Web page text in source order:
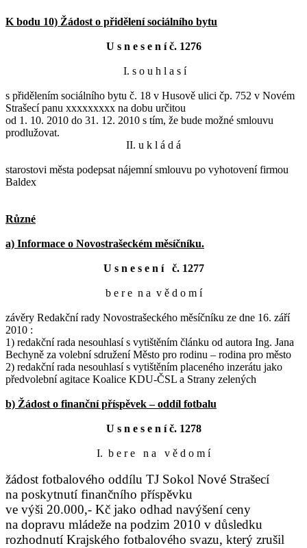
K bodu 10) Žádost o přidělení sociálního bytu
U s n e s e n í č. 1276
I. s o u h l a s í
s přidělením sociálního bytu č. 18 v Husově ulici čp. 752 v Novém
Strašecí panu xxxxxxxxx na dobu určitou
od 1. 10. 2010 do 31. 12. 2010 s tím, že bude možné smlouvu
prodlužovat.
II. u k l á d á
starostovi města podepsat nájemní smlouvu po vyhotovení firmou
Baldex
Různé
a) Informace o Novostrašeckém měsíčníku.
U s n e s e n í č. 1277
b e r e n a v ě d o m í
závěry Redakční rady Novostrašeckého měsíčníku ze dne 16. září
2010 :
1) redakční rada nesouhlasí s vytištěním článku od autora Ing. Jana
Bechyně za volební sdružení Město pro rodinu – rodina pro město
2) redakční rada nesouhlasí s vytištěním placeného inzerátu jako
předvolební agitace Koalice KDU-ČSL a Strany zelených
b) Žádost o finanční příspěvek – oddíl fotbalu
U s n e s e n í č. 1278
I. b e r e n a v ě d o m í
žádost fotbalového oddílu TJ Sokol Nové Strašecí
na poskytnutí finančního příspěvku
ve výši 20.000,- Kč jako odhad navýšení ceny
na dopravu mládeže na podzim 2010 v důsledku
rozhodnutí Krajského fotbalového svazu, který zrušil